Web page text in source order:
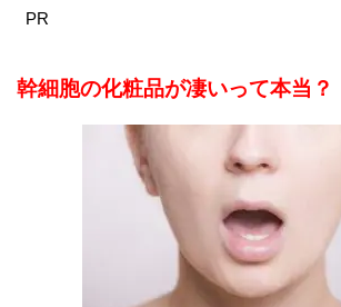
PR
幹細胞の化粧品が凄いって本当？